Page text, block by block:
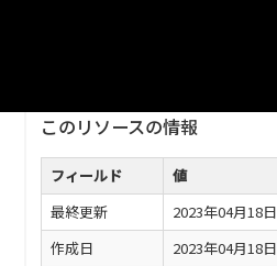
このリソースの情報
フィールド
値
最終更新
2023年04月18日
作成日
2023年04月18日